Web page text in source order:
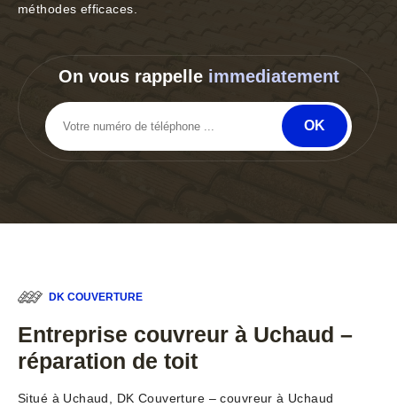
méthodes efficaces.
On vous rappelle immediatement
DK COUVERTURE
Entreprise couvreur à Uchaud –
réparation de toit
Situé à Uchaud, DK Couverture – couvreur à Uchaud